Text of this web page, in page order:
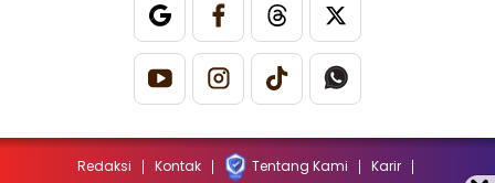
Redaksi Kontak Tentang Kami Karir